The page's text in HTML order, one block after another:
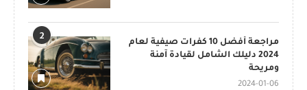
2
مراجعة أفضل 10 كفرات صيفية لعام
2024 دليلك الشامل لقيادة آمنة
ومريحة
2024-01-06